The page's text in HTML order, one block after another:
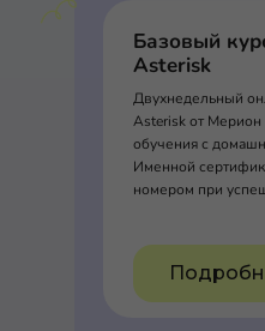
Базовый
Asterisk
Двухнедельный
Asterisk от Мерион
обучения с
Именной
номером при